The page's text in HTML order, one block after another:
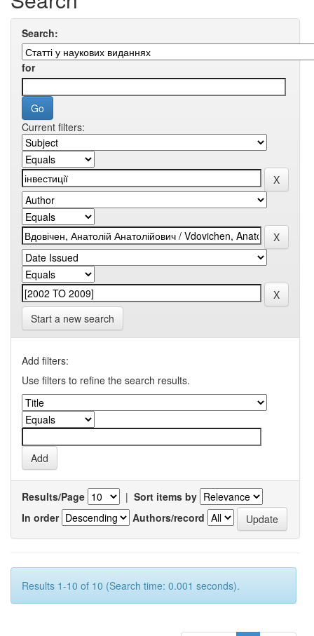
Search:
for
Current filters:
Start a new search
Add filters:
Use filters to refine the search results.
Results/Page | Sort items by
In order
Authors/record
Results 1-10 of 10 (Search time: 0.001 seconds).